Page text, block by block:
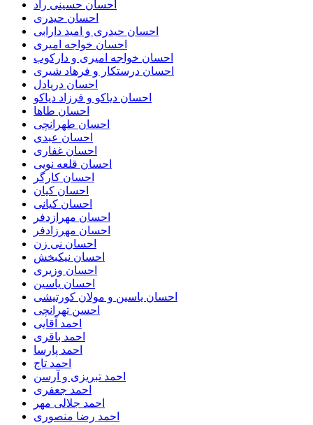
احسان حسینی راد
احسان حیدری
احسان حیدری و امید دارابی
احسان خواجه امیری
احسان خواجه امیری و دارکوب
احسان درستكار و فرهاد شيرى
احسان دریادل
احسان دیاکو و فرزاد دیاکو
احسان طاها
احسان طهرانچی
احسان عبدی
احسان غفاری
احسان قلعه نویی
احسان کارگر
احسان کیان
احسان کیانی
احسان مهرازدفر
احسان مهرزادفر
احسان نی زن
احسان نیکبخش
احسان وزیری
احسان یاسین
احسان یاسین و مولان کورتیشی
احسن تهرانچی
احمد آقایی
احمد باقری
احمد پارسا
احمد تاج
احمد تبریزی و آرسن
احمد جعفری
احمد جلالی مهر
احمد رضا منصوری